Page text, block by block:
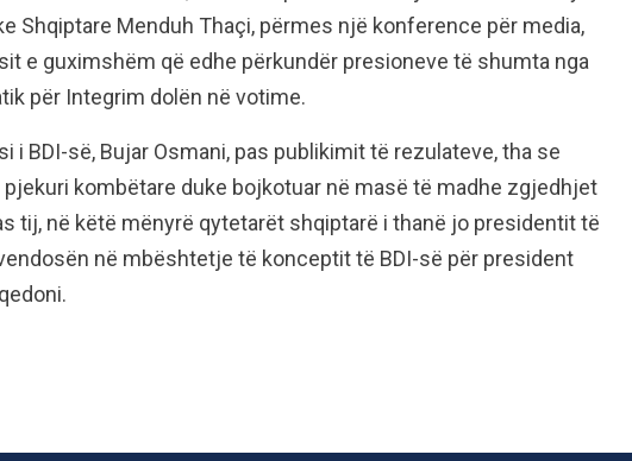
Shqiptare Menduh Thaçi, përmes një konference për media,
e guximshëm që edhe përkundër presioneve të shumta nga
për Integrim dolën në votime.
i BDI-së, Bujar Osmani, pas publikimit të rezulateve, tha se
kombëtare duke bojkotuar në masë të madhe zgjedhjet
tij, në këtë mënyrë qytetarët shqiptarë i thanë jo presidentit të
në mbështetje të konceptit të BDI-së për president